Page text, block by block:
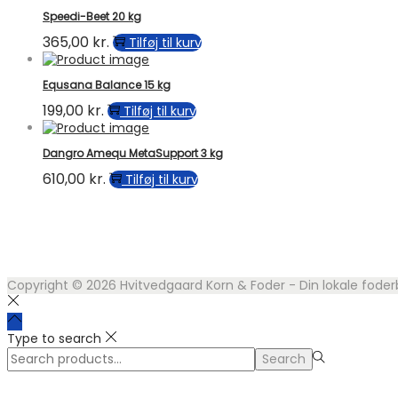
Speedi-Beet 20 kg
365,00 kr. Tilføj til kurv
Equsana Balance 15 kg
199,00 kr. Tilføj til kurv
Dangro Amequ MetaSupport 3 kg
610,00 kr. Tilføj til kurv
Copyright © 2026 Hvitvedgaard Korn & Foder - Din lokale
Type to search
Search
for:>
Search